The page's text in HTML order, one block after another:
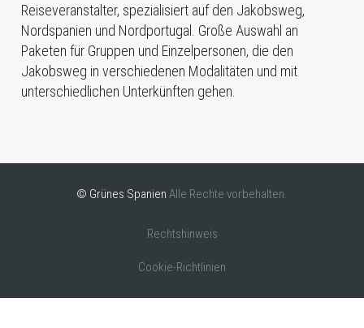
Reiseveranstalter, spezialisiert auf den Jakobsweg,
Nordspanien und Nordportugal. Große Auswahl an
Paketen für Gruppen und Einzelpersonen, die den
Jakobsweg in verschiedenen Modalitäten und mit
unterschiedlichen Unterkünften gehen.
© Grünes Spanien Alle Rechte vorbehalten.
Rechtshinweis
Cookie-Richtlinien